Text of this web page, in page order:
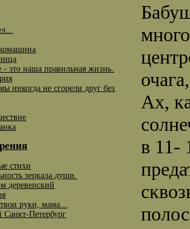
- это наша правильная жизнь.
никогда не сгорели друг без
стихи
зеркала души.
деревенский
руки, мама...
Санкт-Петербург
Ах,
в 11-